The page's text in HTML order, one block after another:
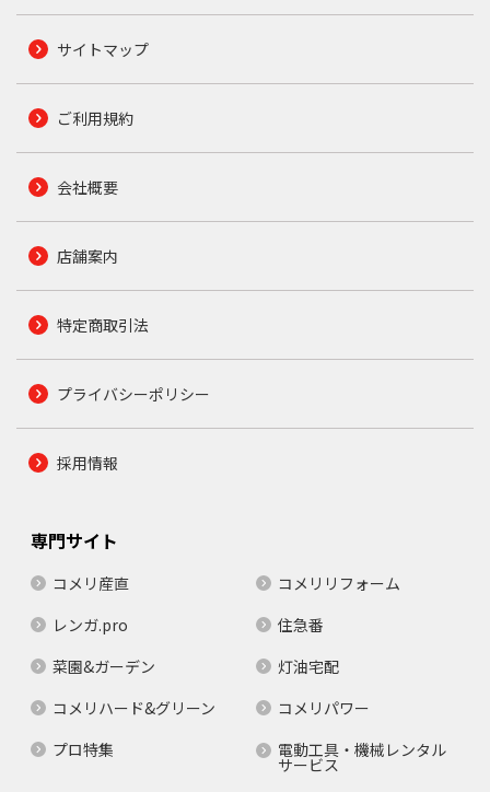
サイトマップ
ご利用規約
会社概要
店舗案内
特定商取引法
プライバシーポリシー
採用情報
専門サイト
コメリ産直
コメリリフォーム
レンガ.pro
住急番
菜園&ガーデン
灯油宅配
コメリハード&グリーン
コメリパワー
プロ特集
電動工具・機械レンタル
サービス